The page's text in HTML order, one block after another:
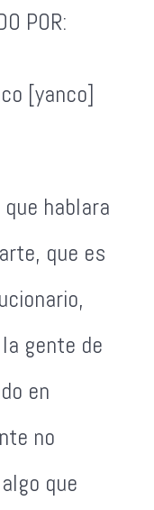
POR:
[yanco]
hablara
que es
gente de
en
no
que